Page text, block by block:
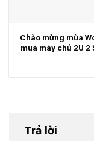
Chào mừng mùa
mua máy chủ 2U 2
Trả lời